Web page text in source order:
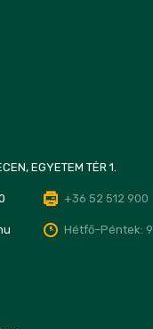
EGYETEM TÉR 1.
+36 52 512 900
Hétfő–Péntek: